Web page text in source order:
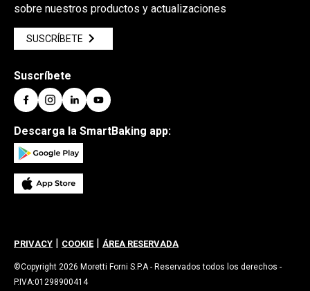
sobre nuestros productos y actualizaciones
SUSCRÍBETE
Suscríbete
Descarga la SmartBaking app:
PRIVACY | COOKIE | ÁREA RESERVADA
©Copyright 2026 Moretti Forni S.P.A - Reservados todos los derechos -
P.IVA:01298900414